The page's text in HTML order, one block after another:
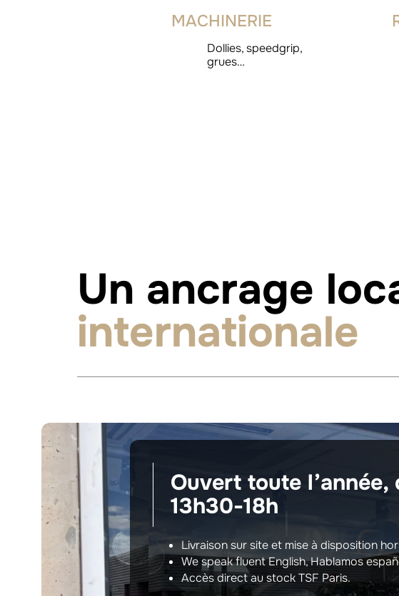
MACHINERIE
Dollies, speedgrip,
grues…
Un ancrage
internationale
Ouvert toute
13h30-18h
Livraison sur site et mise à disposition
We speak fluent English, Hablamos
Accès direct au stock TSF Paris.